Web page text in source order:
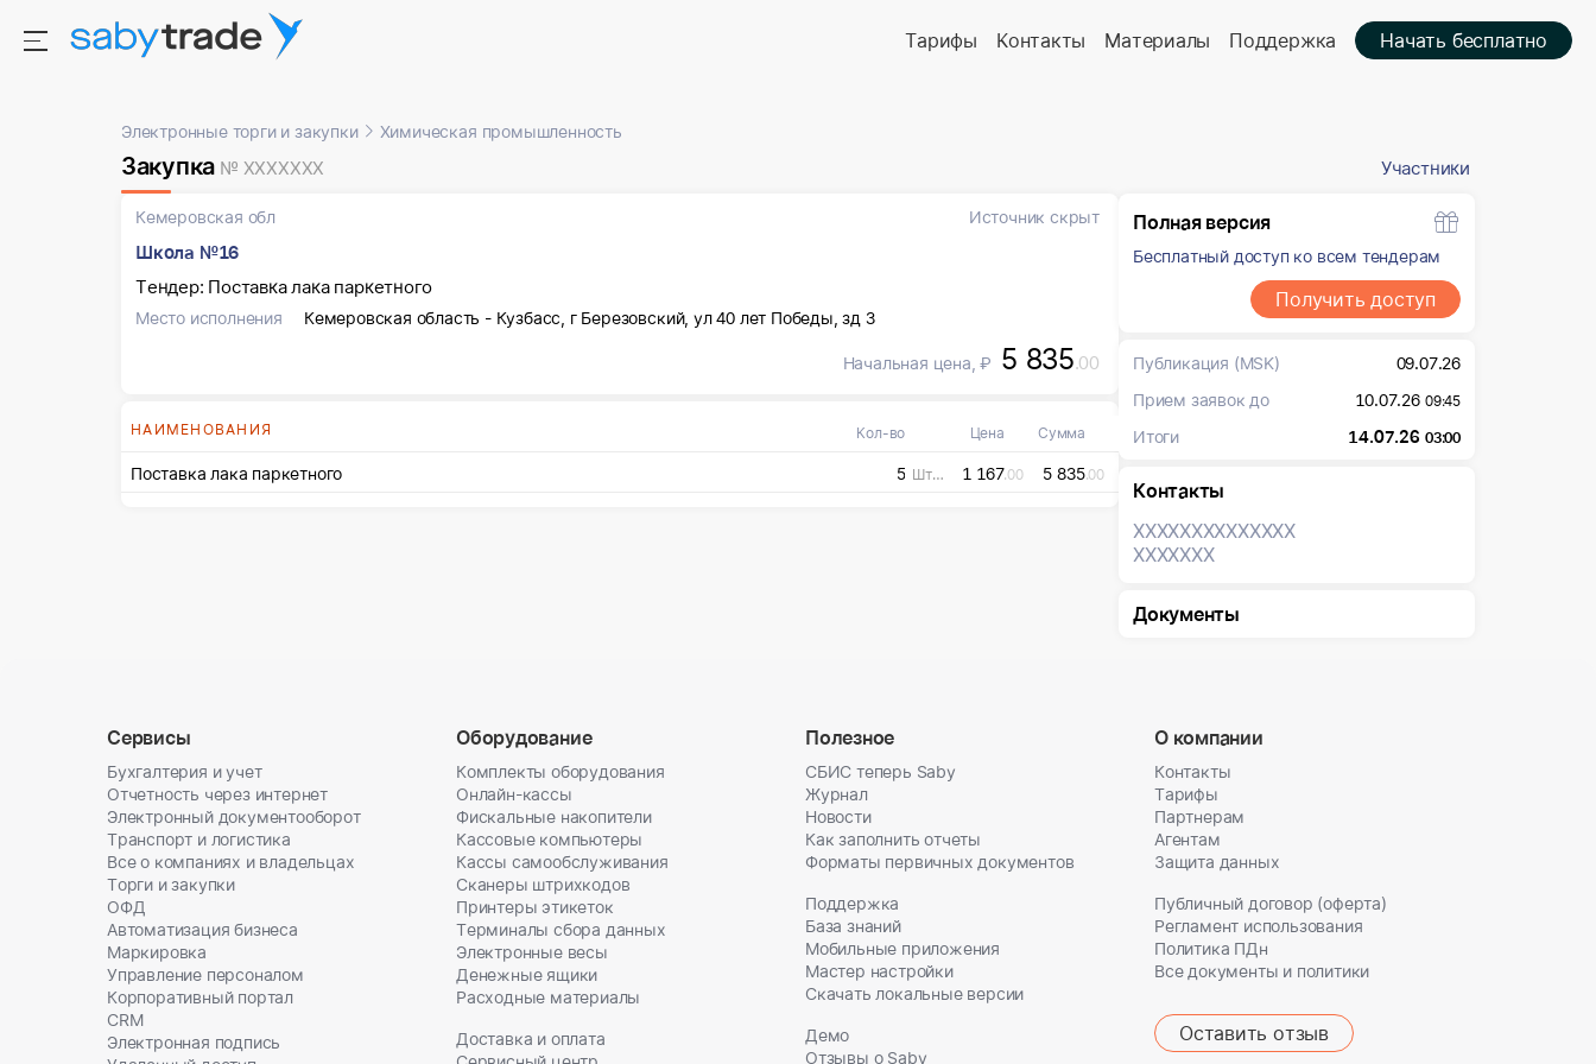
Тарифы Контакты Материалы Поддержка Начать бесплатно
Электронные торги и закупки Химическая промышленность
Закупка № XXXXXXX Участники
Кемеровская обл Источник скрыт
Школа №16
Тендер: Поставка лака паркетного
Место исполнения Кемеровская область - Кузбасс, г Березовский, ул 40 лет Победы, зд 3
Начальная цена, ₽ 5 835.00
НАИМЕНОВАНИЯ Кол-во Цена Сумма
Поставка лака паркетного 5 Штука 1 167.00 5 835.00
Полная версия
Бесплатный доступ ко всем тендерам
Получить доступ
Публикация (MSK)
09.07.26
Прием заявок до
10.07.26 09:45
Итоги 14.07.26 03:00
Контакты
XXXXXXXXXXXXXX
XXXXXXX
Документы
Сервисы
Бухгалтерия и учет
Отчетность через интернет
Электронный документооборот
Транспорт и логистика
Все о компаниях и владельцах
Торги и закупки
ОФД
Автоматизация бизнеса
Маркировка
Управление персоналом
Корпоративный портал
CRM
Электронная подпись
Оборудование
Комплекты оборудования
Онлайн-кассы
Фискальные накопители
Кассовые компьютеры
Кассы самообслуживания
Сканеры штрихкодов
Принтеры этикеток
Терминалы сбора данных
Электронные весы
Денежные ящики
Расходные материалы
Доставка и оплата
Полезное
СБИС теперь Saby
Журнал
Новости
Как заполнить отчеты
Форматы первичных документов
Поддержка
База знаний
Мобильные приложения
Мастер настройки
Скачать локальные версии
Демо
Отзывы о Saby
О компании
Контакты
Тарифы
Партнерам
Агентам
Защита данных
Публичный договор (оферта)
Регламент использования
Политика ПДн
Все документы и политики
Оставить отзыв